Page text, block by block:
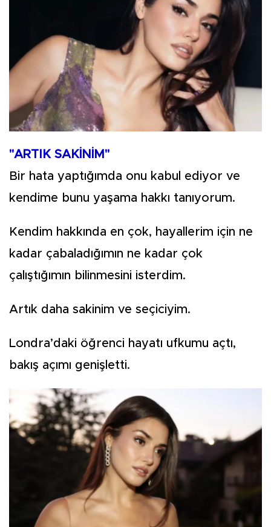
"ARTIK SAKİNİM"
Bir hata yaptığımda onu kabul ediyor ve
kendime bunu yaşama hakkı tanıyorum.
Kendim hakkında en çok, hayallerim için ne
kadar çabaladığımın ne kadar çok
çalıştığımın bilinmesini isterdim.
Artık daha sakinim ve seçiciyim.
Londra’daki öğrenci hayatı ufkumu açtı,
bakış açımı genişletti.